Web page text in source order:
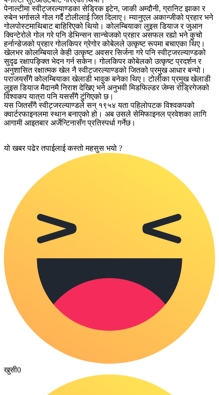
पेनाल्टीमा स्वीट्जरल्याण्डका सेड्रिक इटेन, जाकी अम्दौनी, ग्रानिट झाका र
रुबेन भर्गासले गोल गर्दै टोलीलाई जित दिलाए। म्यानुएल अकान्जीको प्रहार भने
गोलपोस्टमाथिबाट बाहिरिएको थियो। कोलम्बियाका लुइस डियाज र जुआन
क्विन्टेरोले गोल गरे पनि डेभिन्सन सान्चेजको प्रहार असफल रह्यो भने कुचो
हर्नान्डेजको प्रहार गोलकिपर ग्रेगोर कोबेलले उत्कृष्ट रूपमा बचाएका थिए।
खेलभर कोलम्बियाले केही उत्कृष्ट अवसर सिर्जना गरे पनि स्वीट्जरल्याण्डको
सुदृढ रक्षापङ्क्ति भेदन गर्न सकेन। गोलकिपर कोबेलको उत्कृष्ट प्रदर्शन र
अनुशासित रक्षात्मक खेल नै स्वीट्जरल्याण्डको जितको प्रमुख आधार बन्यो।
पराजयसँगै कोलम्बियाका खेलाडी भावुक बनेका थिए। टोलीका प्रमुख खेलाडी
लुइस डियाज मैदानमै निराश देखिए भने अनुभवी मिडफिल्डर जेम्स रोड्रिगेजको
विश्वकप यात्रा पनि यससँगै टुंगिएको छ।
यस जितसँगै स्वीट्जरल्याण्डले सन् १९५४ यता पहिलोपटक विश्वकपको
क्वार्टरफाइनलमा स्थान बनाएको हो। अब उसले सेमिफाइनल प्रवेशका लागि
आगामी आइतबार अर्जेन्टिनासँग प्रतिस्पर्धा गर्नेछ।
यो खबर पढेर तपाईलाई कस्तो महसुस भयो ?
खुसी0